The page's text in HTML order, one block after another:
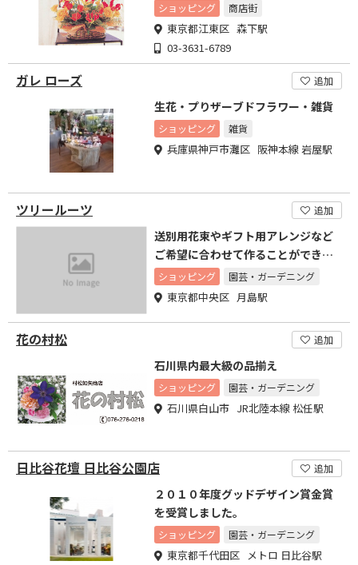
ショッピング 商店街
東京都江東区 森下駅
03-3631-6789
ガレ ローズ 追加
生花・プりザーブドフラワー・雑貨
ショッピング 雑貨
兵庫県神戸市灘区 阪神本線 岩屋駅
ツリールーツ 追加
送別用花束やギフト用アレンジなど
ご希望に合わせて作ることができま
す。
ショッピング 園芸・ガーデニング
東京都中央区 月島駅
花の村松 追加
石川県内最大級の品揃え
ショッピング 園芸・ガーデニング
石川県白山市 JR北陸本線 松任駅
日比谷花壇 日比谷公園店 追加
２０１０年度グッドデザイン賞金賞
を受賞しました。
ショッピング 園芸・ガーデニング
東京都千代田区 メトロ 日比谷駅